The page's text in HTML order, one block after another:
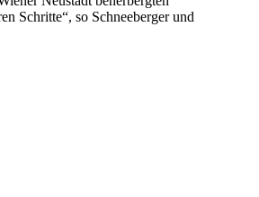
Schritte“, so Schneeberger und